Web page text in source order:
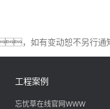
，如有变动恕不另
工程案例
忘忧草在线官网WWW